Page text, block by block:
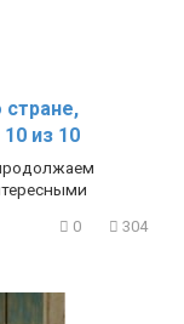
из 10
0 304